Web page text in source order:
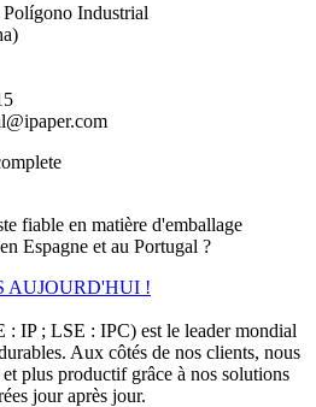
Industrial
fiable en matière d'emballage
Espagne et au Portugal ?
AUJOURD'HUI !
: IP ; LSE : IPC) est le leader mondial
Aux côtés de nos clients, nous
plus productif grâce à nos solutions
jour après jour.